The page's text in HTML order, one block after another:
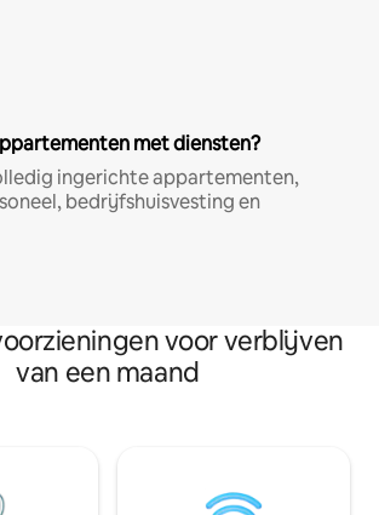
met diensten?
ingerichte appartementen,
bedrijfshuisvesting en
voor verblijven
van een maand